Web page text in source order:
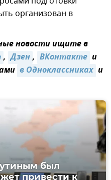
организован в
новости ищите в
, Дзен, ВКонтакте и
в Одноклассниках и
был
привести к